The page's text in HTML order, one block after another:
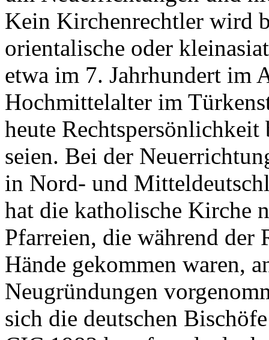
Kein Kirchenrechtler wird
orientalische oder
etwa im 7. Jahrhundert im
Hochmittelalter im
heute Rechtspersönlichkeit
seien. Bei der
in Nord- und
hat die katholische Kirche
Pfarreien, die während der
Hände gekommen waren,
Neugründungen
sich die deutschen